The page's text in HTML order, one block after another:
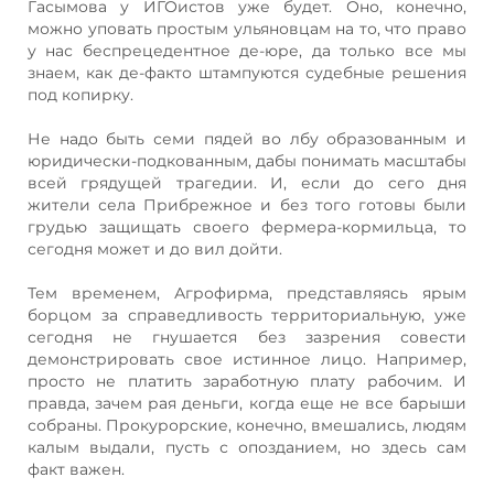
Гасымова у ИГОистов уже будет. Оно, конечно,
можно уповать простым ульяновцам на то, что право
у нас беспрецедентное де-юре, да только все мы
знаем, как де-факто штампуются судебные решения
под копирку.
Не надо быть семи пядей во лбу образованным и
юридически-подкованным, дабы понимать масштабы
всей грядущей трагедии. И, если до сего дня
жители села Прибрежное и без того готовы были
грудью защищать своего фермера-кормильца, то
сегодня может и до вил дойти.
Тем временем, Агрофирма, представляясь ярым
борцом за справедливость территориальную, уже
сегодня не гнушается без зазрения совести
демонстрировать свое истинное лицо. Например,
просто не платить заработную плату рабочим. И
правда, зачем рая деньги, когда еще не все барыши
собраны. Прокурорские, конечно, вмешались, людям
калым выдали, пусть с опозданием, но здесь сам
факт важен.